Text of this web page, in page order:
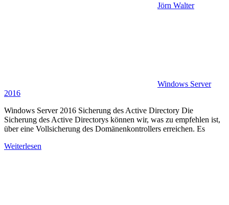
Jörn Walter
Windows Server
2016
Windows Server 2016 Sicherung des Active Directory Die
Sicherung des Active Directorys können wir, was zu empfehlen ist,
über eine Vollsicherung des Domänenkontrollers erreichen. Es
Weiterlesen